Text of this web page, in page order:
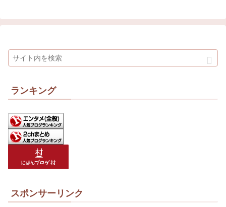
ランキング
スポンサーリンク